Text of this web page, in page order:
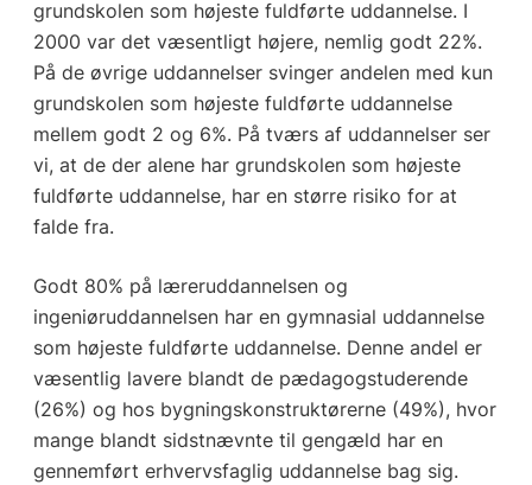
grundskolen som højeste fuldførte uddannelse. I
2000 var det væsentligt højere, nemlig godt 22%.
På de øvrige uddannelser svinger andelen med kun
grundskolen som højeste fuldførte uddannelse
mellem godt 2 og 6%. På tværs af uddannelser ser
vi, at de der alene har grundskolen som højeste
fuldførte uddannelse, har en større risiko for at
falde fra.
Godt 80% på læreruddannelsen og
ingeniøruddannelsen har en gymnasial uddannelse
som højeste fuldførte uddannelse. Denne andel er
væsentlig lavere blandt de pædagogstuderende
(26%) og hos bygningskonstruktørerne (49%), hvor
mange blandt sidstnævnte til gengæld har en
gennemført erhvervsfaglig uddannelse bag sig.